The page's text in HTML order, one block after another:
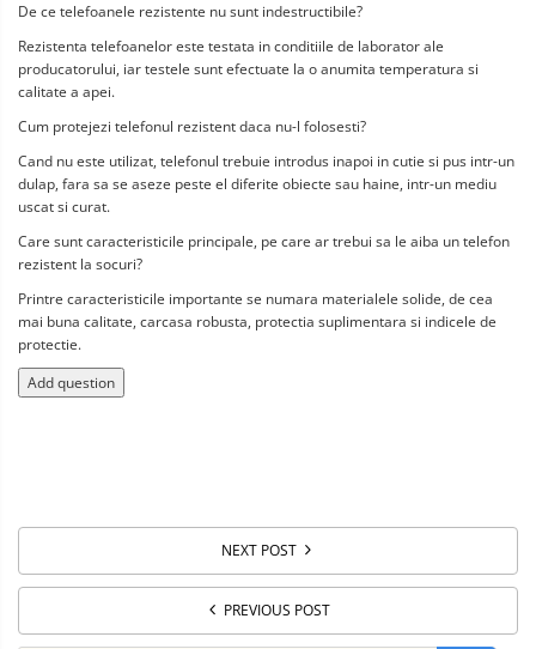
De ce telefoanele rezistente nu sunt indestructibile?
Rezistenta telefoanelor este testata in conditiile de laborator ale
producatorului, iar testele sunt efectuate la o anumita temperatura si
calitate a apei.
Cum protejezi telefonul rezistent daca nu-l folosesti?
Cand nu este utilizat, telefonul trebuie introdus inapoi in cutie si pus intr-un
dulap, fara sa se aseze peste el diferite obiecte sau haine, intr-un mediu
uscat si curat.
Care sunt caracteristicile principale, pe care ar trebui sa le aiba un telefon
rezistent la socuri?
Printre caracteristicile importante se numara materialele solide, de cea
mai buna calitate, carcasa robusta, protectia suplimentara si indicele de
protectie.
Add question
NEXT POST
PREVIOUS POST